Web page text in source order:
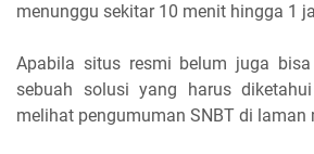
menunggu sekitar 10 menit hingga 1
Apabila situs resmi belum juga
sebuah solusi yang harus
melihat pengumuman SNBT di laman